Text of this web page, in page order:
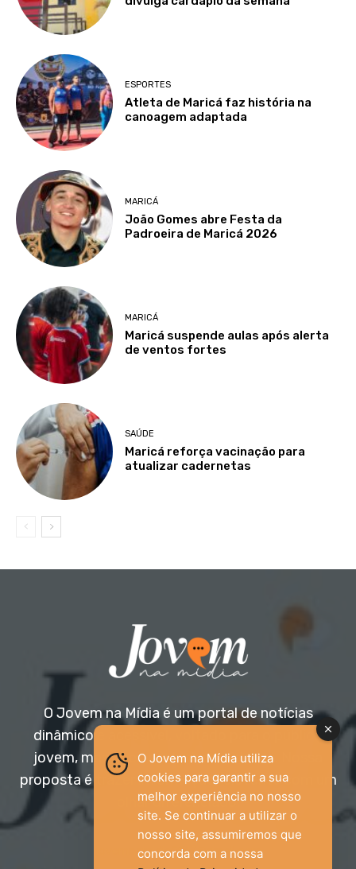
ESPORTES
Atleta de Maricá faz história na
canoagem adaptada
MARICÁ
João Gomes abre Festa da
Padroeira de Maricá 2026
MARICÁ
Maricá suspende aulas após alerta
de ventos fortes
SAÚDE
Maricá reforça vacinação para
atualizar cadernetas
O Jovem na Mídia é um portal de notícias
dinâmico e acessível, voltado para o público
jovem, mas aberto a todas as idades. Nossa
proposta é trazer informação relevante com um
olhar diferenciado.
Entre em contato:
jovemnamidia2017@gmail.com
O Jovem na Mídia utiliza
cookies para garantir a sua
melhor experiência no nosso
site. Se continuar a utilizar o
nosso site, assumiremos que
concorda com a nossa